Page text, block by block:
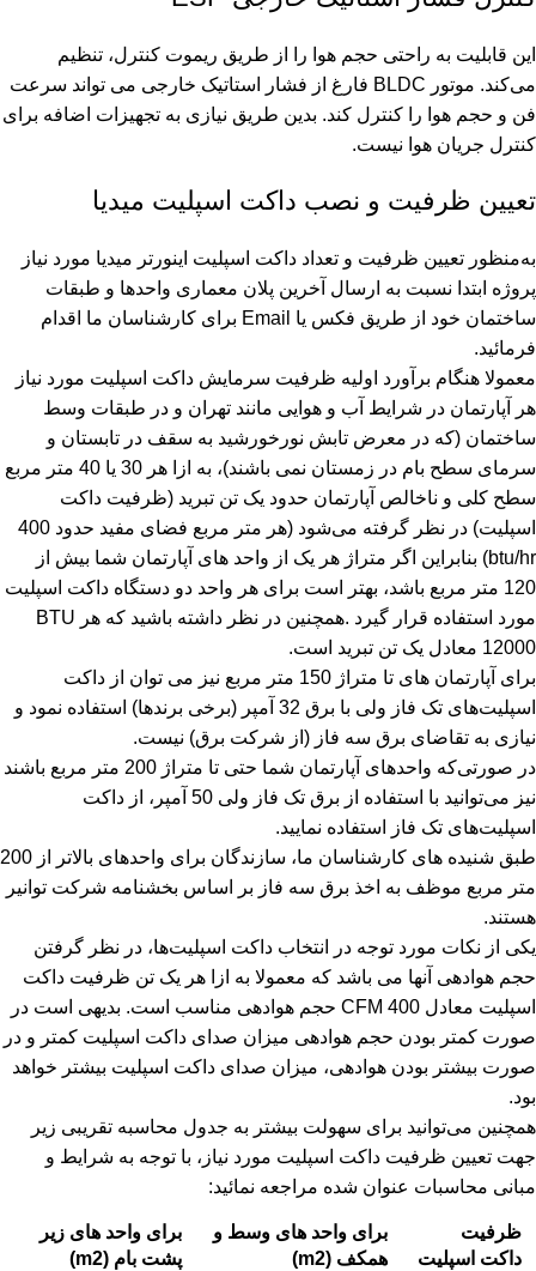
این قابلیت به راحتی حجم هوا را از طریق ریموت کنترل، تنظیم
می‌کند. موتور BLDC فارغ از فشار استاتیک خارجی می تواند سرعت
فن و حجم هوا را کنترل کند. بدین طریق نیازی به تجهیزات اضافه برای
کنترل جریان هوا نیست.
تعیین ظرفیت و نصب داکت اسپلیت میدیا
به‌منظور تعیین ظرفیت و تعداد داکت اسپلیت اینورتر میدیا مورد نیاز
پروژه ابتدا نسبت به ارسال آخرین پلان معماری واحدها و طبقات
ساختمان خود از طریق فکس یا Email برای کارشناسان ما اقدام
فرمائید.
معمولا هنگام برآورد اولیه ظرفیت سرمایش داکت اسپلیت مورد نیاز
هر آپارتمان در شرایط آب و هوایی مانند تهران و در طبقات وسط
ساختمان (که در معرض تابش نورخورشید به سقف در تابستان و
سرمای سطح بام در زمستان نمی باشند)، به ازا هر 30 یا 40 متر مربع
سطح کلی و ناخالص آپارتمان حدود یک تن تبرید (ظرفیت داکت
اسپلیت) در نظر گرفته می‌شود (هر متر مربع فضای مفید حدود 400
btu/hr) بنابراین اگر متراژ هر یک از واحد های آپارتمان شما بیش از
120 متر مربع باشد، بهتر است برای هر واحد دو دستگاه داکت اسپلیت
مورد استفاده قرار گیرد .همچنین در نظر داشته باشید که هر BTU
12000 معادل یک تن تبرید است.
برای آپارتمان های تا متراژ 150 متر مربع نیز می توان از داکت
اسپلیت‌های تک فاز ولی با برق 32 آمپر (برخی برندها) استفاده نمود و
نیازی به تقاضای برق سه فاز (از شرکت برق) نیست.
در صورتی‌که واحدهای آپارتمان شما حتی تا متراژ 200 متر مربع باشند
نیز می‌توانید با استفاده از برق تک فاز ولی 50 آمپر، از داکت
اسپلیت‌های تک فاز استفاده نمایید.
طبق شنیده های کارشناسان ما، سازندگان برای واحدهای بالاتر از 200
متر مربع موظف به اخذ برق سه فاز بر اساس بخشنامه شرکت توانیر
هستند.
یکی از نکات مورد توجه در انتخاب داکت اسپلیت‌ها، در نظر گرفتن
حجم هوادهی آنها می باشد که معمولا به ازا هر یک تن ظرفیت داکت
اسپلیت معادل CFM 400 حجم هوادهی مناسب است. بدیهی است در
صورت کمتر بودن حجم هوادهی میزان صدای داکت اسپلیت کمتر و در
صورت بیشتر بودن هوادهی، میزان صدای داکت اسپلیت بیشتر خواهد
بود.
همچنین می‌توانید برای سهولت بیشتر به جدول محاسبه تقریبی زیر
جهت تعیین ظرفیت داکت اسپلیت مورد نیاز، با توجه به شرایط و
مبانی محاسبات عنوان شده مراجعه نمائید:
ظرفیت
داکت اسپلیت
برای واحد های وسط و
همکف (m2)
برای واحد های زیر
پشت بام (m2)